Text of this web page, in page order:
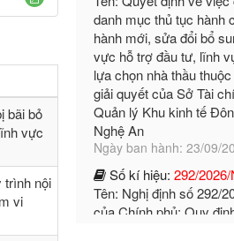
bãi bỏ
vực
trình nội
vi
vực hỗ trợ đầu tư, lĩnh
lựa chọn nhà thầu thuộc
giải quyết của Sở Tài
Quản lý Khu kinh tế
Nghệ An
Ngày ban hành: 23/09/
Số kí hiệu:292/
Tên: Nghị định số 292/
của Chính phủ: Quy
số điều và biện pháp để
hướng dẫn thi hành
ngoại thương